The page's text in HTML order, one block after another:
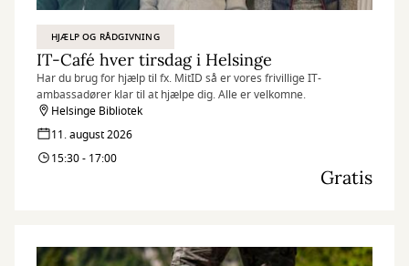
HJÆLP OG RÅDGIVNING
IT-Café hver tirsdag i Helsinge
Har du brug for hjælp til fx. MitID så er vores frivillige IT-
ambassadører klar til at hjælpe dig. Alle er velkomne.
Helsinge Bibliotek
11. august 2026
15:30 - 17:00
Gratis